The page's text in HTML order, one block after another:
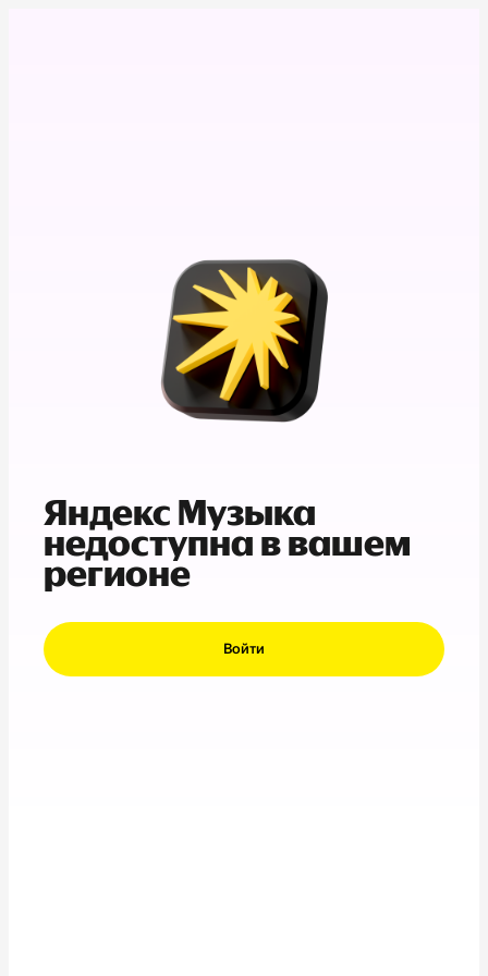
Яндекс Музыка
недоступна в вашем
регионе
Войти